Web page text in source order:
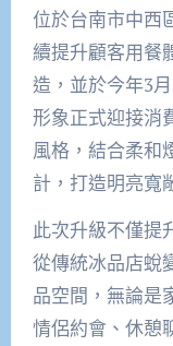
位於台南市中西
續提升顧客用餐
造，並於今年3
形象正式迎接消
風格，結合柔和
計，打造明亮寬
此次升級不僅提
從傳統冰品店蛻
品空間，無論是
情侶約會、休憩